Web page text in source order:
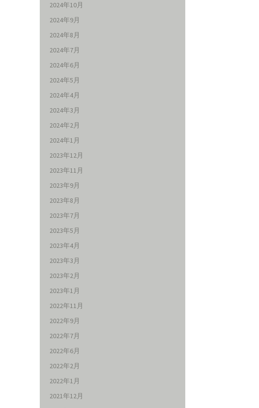
2024年10月
2024年9月
2024年8月
2024年7月
2024年6月
2024年5月
2024年4月
2024年3月
2024年2月
2024年1月
2023年12月
2023年11月
2023年9月
2023年8月
2023年7月
2023年5月
2023年4月
2023年3月
2023年2月
2023年1月
2022年11月
2022年9月
2022年7月
2022年6月
2022年2月
2022年1月
2021年12月